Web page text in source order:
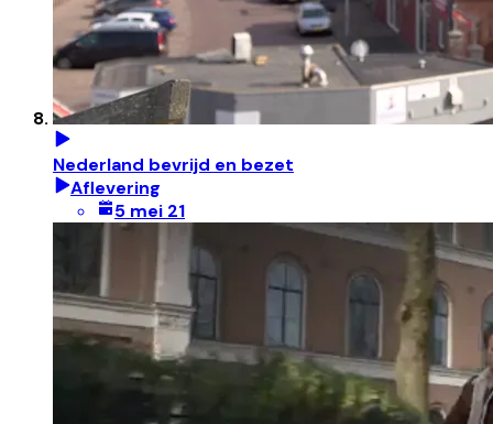
Nederland bevrijd en bezet
Aflevering
5 mei 21